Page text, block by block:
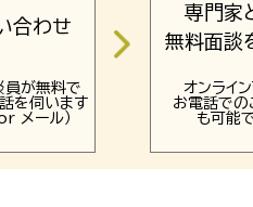
合わせ
員が無料で
を伺います
メール）
専門家
無料面談
オンライ
お電話での
も可能